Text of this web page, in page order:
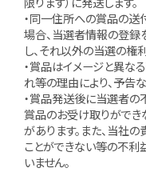
・同一住所への賞品の送
場合、当選者情報の登
し、それ以外の当選の権
・賞品はイメージと異な
れ等の理由により、予告
・賞品発送後に当選者の
賞品のお受け取りがで
があります。また、当社
ことができない等の不利
いません。